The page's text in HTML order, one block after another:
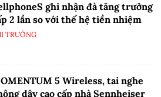
ghi nhận đà tăng trưởng
2 lần so với thế hệ tiền nhiệm
TRƯỜNG
5 Wireless, tai nghe
dây cao cấp nhà Sennheiser